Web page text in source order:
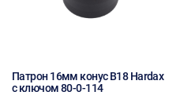
Патрон 16мм конус В18 Hardax
с ключом 80-0-114